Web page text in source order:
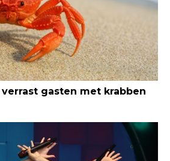
gasten met krabben